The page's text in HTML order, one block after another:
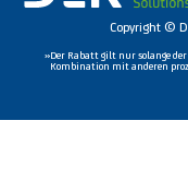
Copyright ©
»Der Rabatt gilt nur solange
Kombination mit anderen